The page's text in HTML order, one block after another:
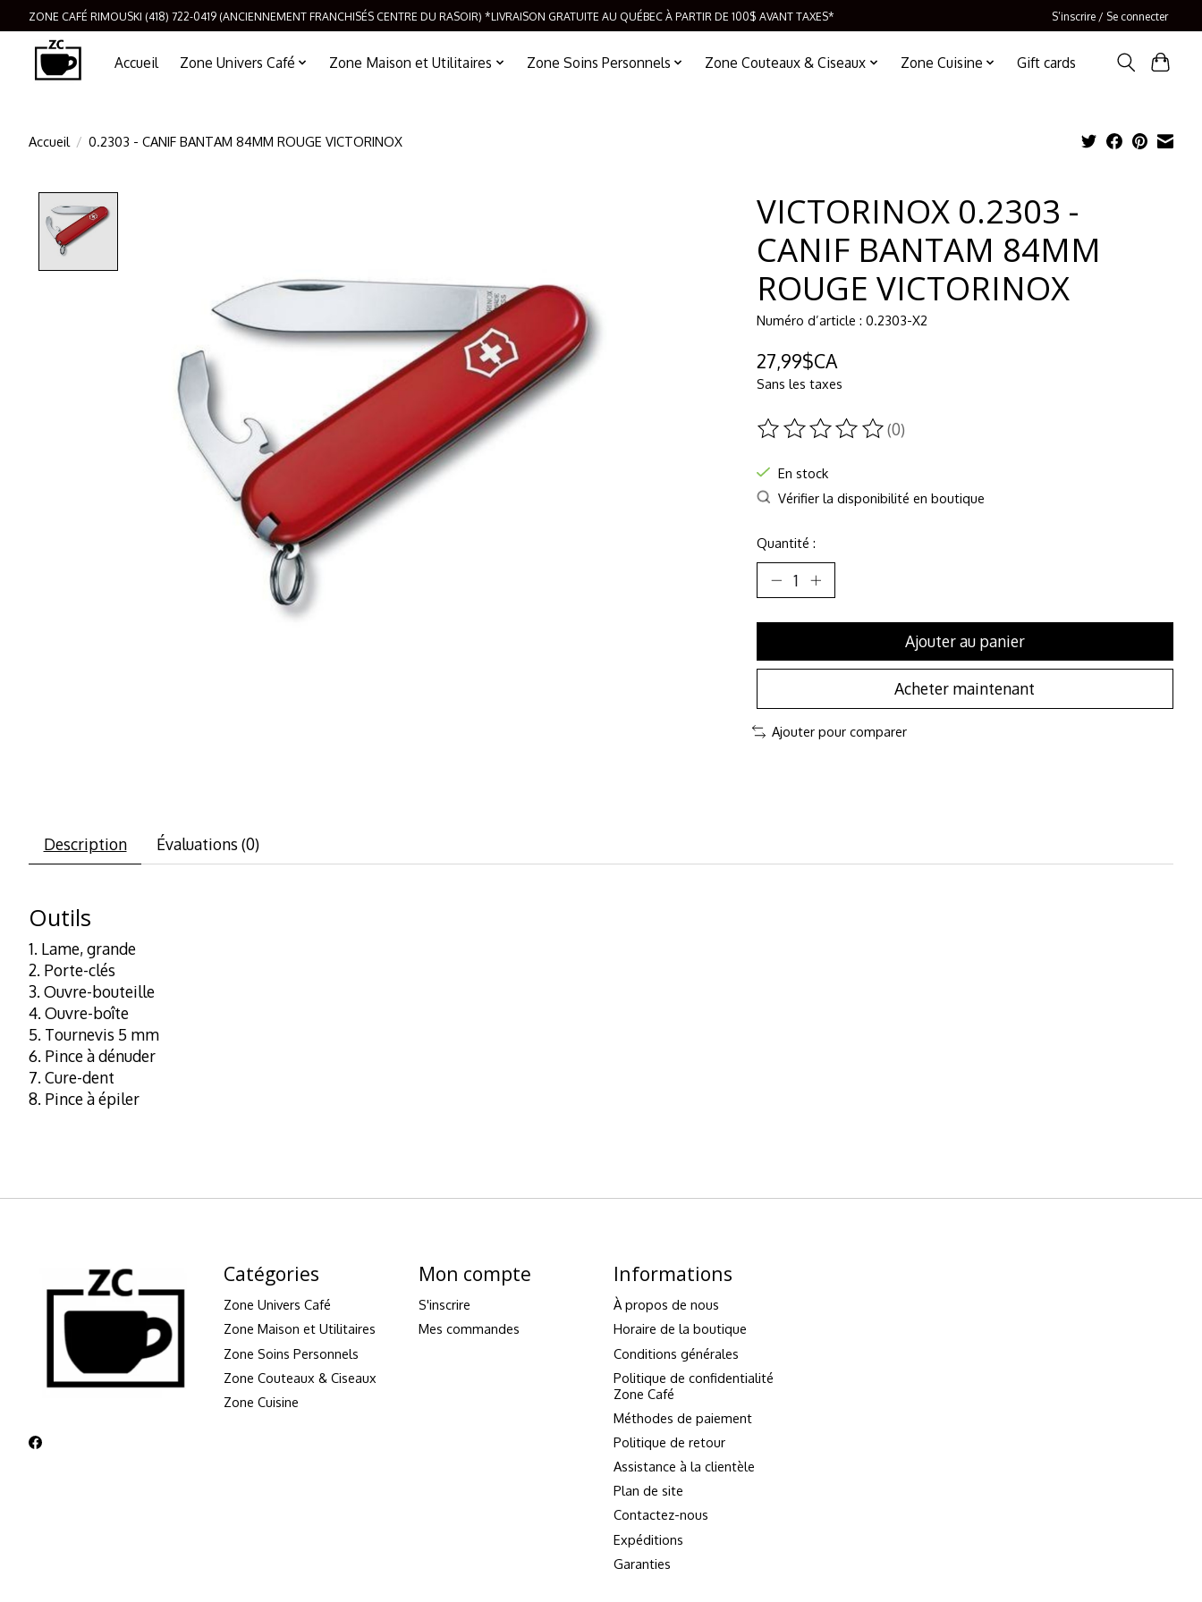
ZONE CAFÉ RIMOUSKI (418) 722-0419 (ANCIENNEMENT FRANCHISÉS CENTRE DU RASOIR) *LIVRAISON GRATUITE AU QUÉBEC À PARTIR DE 100$ AVANT TAXES* S’inscrire / Se connecter
Accueil Zone Univers Café Zone Maison et Utilitaires Zone Soins Personnels Zone Couteaux & Ciseaux Zone Cuisine Gift cards
Accueil / 0.2303 - CANIF BANTAM 84MM ROUGE VICTORINOX
VICTORINOX 0.2303 -
CANIF BANTAM 84MM
ROUGE VICTORINOX
Numéro d’article : 0.2303-X2
27,99$CA
Sans les taxes
Ce produit est évalué à
(0)
En stock
Vérifier la disponibilité en boutique
Quantité :
Ajouter au panier
Acheter maintenant
Ajouter pour comparer
Description Évaluations (0)
Outils
Lame, grande
Porte-clés
Ouvre-bouteille
Ouvre-boîte
Tournevis 5 mm
Pince à dénuder
Cure-dent
Pince à épiler
Catégories
Zone Univers Café
Zone Maison et Utilitaires
Zone Soins Personnels
Zone Couteaux & Ciseaux
Zone Cuisine
Mon compte
S'inscrire
Mes commandes
Informations
À propos de nous
Horaire de la boutique
Conditions générales
Politique de confidentialité
Zone Café
Méthodes de paiement
Politique de retour
Assistance à la clientèle
Plan de site
Contactez-nous
Expéditions
Garanties